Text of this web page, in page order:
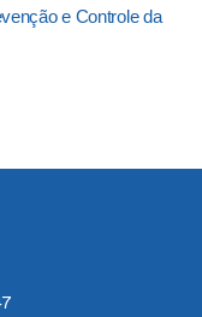
e Controle da